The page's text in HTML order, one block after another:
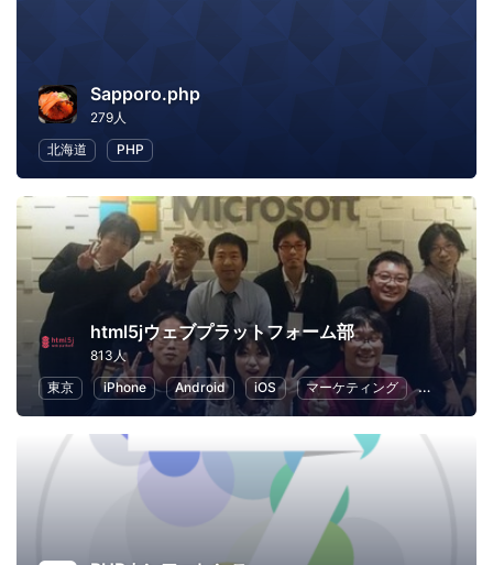
Sapporo.php
279人
北海道
PHP
html5jウェブプラットフォーム部
813人
東京
iPhone Android iOS マーケティング Web